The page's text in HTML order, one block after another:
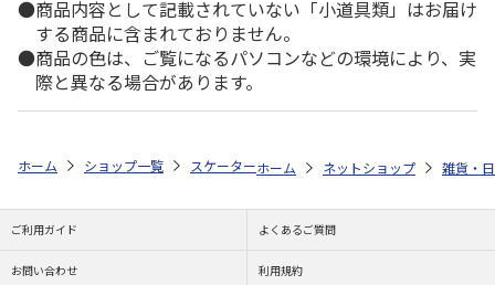
商品内容として記載されていない「小道具類」はお届け
する商品に含まれておりません。
商品の色は、ご覧になるパソコンなどの環境により、実
際と異なる場合があります。
ホーム ショップ一覧 スケーター 抗菌 食洗機対応 ふわっとフタタ
ホーム ネットショップ 雑貨・
ご利用ガイド よくあるご質問
お問い合わせ 利用規約